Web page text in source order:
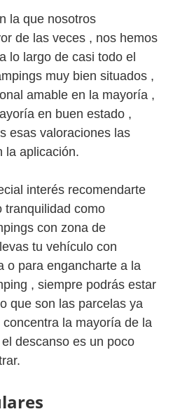
la que nosotros
de las veces , nos hemos
lo largo de casi todo el
muy bien situados ,
amable en la mayoría ,
en buen estado ,
esas valoraciones las
la aplicación.
interés recomendarte
tranquilidad como
con zona de
tu vehículo con
o para engancharte a la
, siempre podrás estar
que son las parcelas ya
la mayoría de la
descanso es un poco